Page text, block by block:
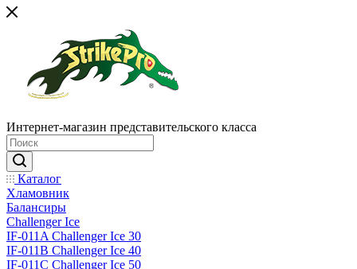
Интернет-магазин представительского класса
Каталог
Хламовник
Балансиры
Challenger Ice
IF-011A Challenger Ice 30
IF-011B Challenger Ice 40
IF-011C Challenger Ice 50